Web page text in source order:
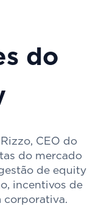
do
CEO do
do mercado
de equity
incentivos de
corporativa.